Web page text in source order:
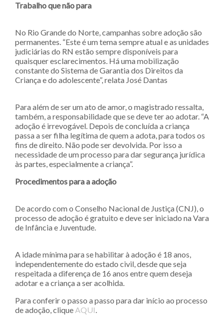
Trabalho que não para
No Rio Grande do Norte, campanhas sobre adoção são
permanentes. “Este é um tema sempre atual e as unidades
judiciárias do RN estão sempre disponíveis para
quaisquer esclarecimentos. Há uma mobilização
constante do Sistema de Garantia dos Direitos da
Criança e do adolescente”, relata José Dantas
Para além de ser um ato de amor, o magistrado ressalta,
também, a responsabilidade que se deve ter ao adotar. “A
adoção é irrevogável. Depois de concluída a criança
passa a ser filha legítima de quem a adota, para todos os
fins de direito. Não pode ser devolvida. Por isso a
necessidade de um processo para dar segurança jurídica
às partes, especialmente a criança”.
Procedimentos para a adoção
De acordo com o Conselho Nacional de Justiça (CNJ), o
processo de adoção é gratuito e deve ser iniciado na Vara
de Infância e Juventude.
A idade mínima para se habilitar à adoção é 18 anos,
independentemente do estado civil, desde que seja
respeitada a diferença de 16 anos entre quem deseja
adotar e a criança a ser acolhida.
Para conferir o passo a passo para dar início ao processo
de adoção, clique AQUI.